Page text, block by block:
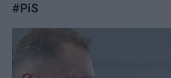
#PiS